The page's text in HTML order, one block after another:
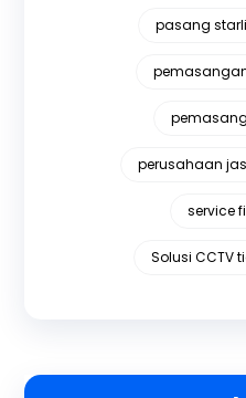
pasang
perusahaan
service
Solusi CCTV